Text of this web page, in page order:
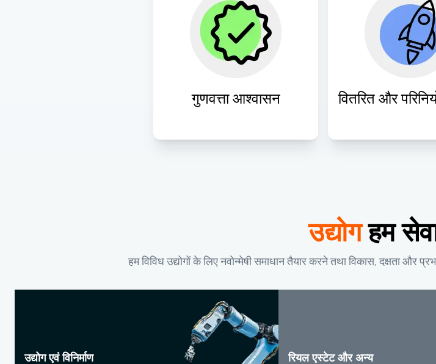
गुणवत्ता आश्वासन
कठोर परीक्षण विधियों के माध्यम से
त्रुटिहीन गुणवत्ता सुनिश्चित करें,
जिससे सर्वोत्तम प्रदर्शन और
वितरित और
ऐप स्टोर पर शीघ्र
लिए सावधानीपूर्वक
मोबाइल ऐप्स को
परिनियोजित करें,
उद्योग हम
हम विविध उद्योगों के लिए नवोन्मेषी समाधान तैयार करने तथा विकास, दक्षता और
उद्योग एवं विनिर्माण रियल एस्टेट और अन्य